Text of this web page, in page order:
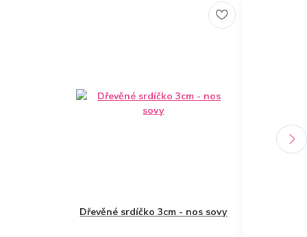
Dřevěné srdíčko 3cm - nos sovy